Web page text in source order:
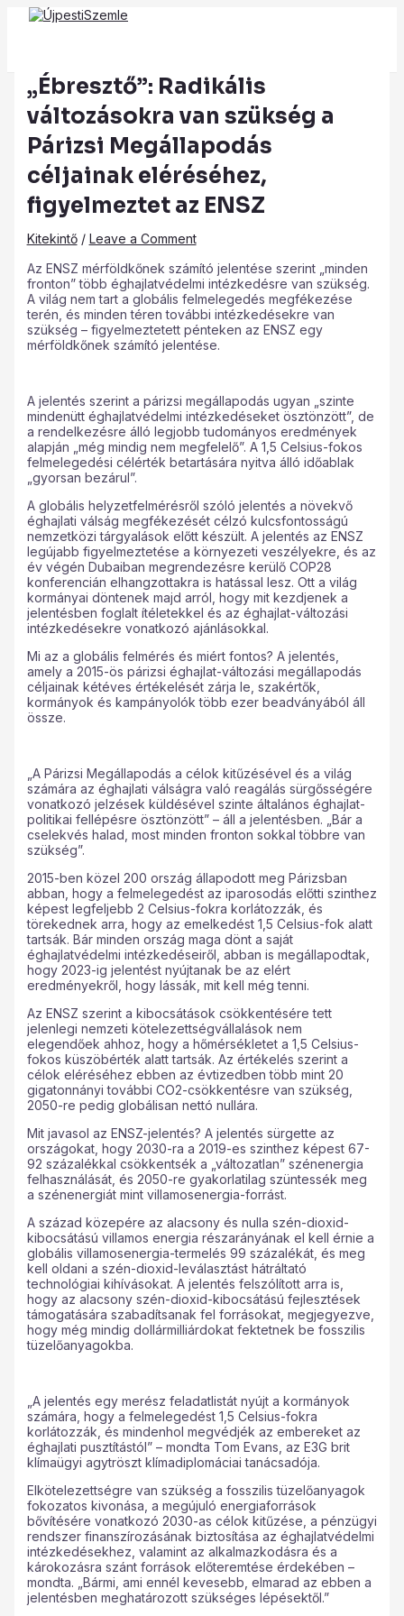
Skip
Main
Menu
„Ébresztő”: Radikális
változásokra van szükség a
Párizsi Megállapodás
céljainak eléréséhez,
figyelmeztet az ENSZ
Kitekintő/ Leave a Comment
Az ENSZ mérföldkőnek számító jelentése szerint „minden
fronton” több éghajlatvédelmi intézkedésre van szükség.
A világ nem tart a globális felmelegedés megfékezése
terén, és minden téren további intézkedésekre van
szükség – figyelmeztetett pénteken az ENSZ egy
mérföldkőnek számító jelentése.
A jelentés szerint a párizsi megállapodás ugyan „szinte
mindenütt éghajlatvédelmi intézkedéseket ösztönzött”, de
a rendelkezésre álló legjobb tudományos eredmények
alapján „még mindig nem megfelelő”. A 1,5 Celsius-fokos
felmelegedési célérték betartására nyitva álló időablak
„gyorsan bezárul”.
A globális helyzetfelmérésről szóló jelentés a növekvő
éghajlati válság megfékezését célzó kulcsfontosságú
nemzetközi tárgyalások előtt készült. A jelentés az ENSZ
legújabb figyelmeztetése a környezeti veszélyekre, és az
év végén Dubaiban megrendezésre kerülő COP28
konferencián elhangzottakra is hatással lesz. Ott a világ
kormányai döntenek majd arról, hogy mit kezdjenek a
jelentésben foglalt ítéletekkel és az éghajlat-változási
intézkedésekre vonatkozó ajánlásokkal.
Mi az a globális felmérés és miért fontos? A jelentés,
amely a 2015-ös párizsi éghajlat-változási megállapodás
céljainak kétéves értékelését zárja le, szakértők,
kormányok és kampányolók több ezer beadványából áll
össze.
„A Párizsi Megállapodás a célok kitűzésével és a világ
számára az éghajlati válságra való reagálás sürgősségére
vonatkozó jelzések küldésével szinte általános éghajlat-
politikai fellépésre ösztönzött” – áll a jelentésben. „Bár a
cselekvés halad, most minden fronton sokkal többre van
szükség”.
2015-ben közel 200 ország állapodott meg Párizsban
abban, hogy a felmelegedést az iparosodás előtti szinthez
képest legfeljebb 2 Celsius-fokra korlátozzák, és
törekednek arra, hogy az emelkedést 1,5 Celsius-fok alatt
tartsák. Bár minden ország maga dönt a saját
éghajlatvédelmi intézkedéseiről, abban is megállapodtak,
hogy 2023-ig jelentést nyújtanak be az elért
eredményekről, hogy lássák, mit kell még tenni.
Az ENSZ szerint a kibocsátások csökkentésére tett
jelenlegi nemzeti kötelezettségvállalások nem
elegendőek ahhoz, hogy a hőmérsékletet a 1,5 Celsius-
fokos küszöbérték alatt tartsák. Az értékelés szerint a
célok eléréséhez ebben az évtizedben több mint 20
gigatonnányi további CO2-csökkentésre van szükség,
2050-re pedig globálisan nettó nullára.
Mit javasol az ENSZ-jelentés? A jelentés sürgette az
országokat, hogy 2030-ra a 2019-es szinthez képest 67-
92 százalékkal csökkentsék a „változatlan” szénenergia
felhasználását, és 2050-re gyakorlatilag szüntessék meg
a szénenergiát mint villamosenergia-forrást.
A század közepére az alacsony és nulla szén-dioxid-
kibocsátású villamos energia részarányának el kell érnie a
globális villamosenergia-termelés 99 százalékát, és meg
kell oldani a szén-dioxid-leválasztást hátráltató
technológiai kihívásokat. A jelentés felszólított arra is,
hogy az alacsony szén-dioxid-kibocsátású fejlesztések
támogatására szabadítsanak fel forrásokat, megjegyezve,
hogy még mindig dollármilliárdokat fektetnek be fosszilis
tüzelőanyagokba.
„A jelentés egy merész feladatlistát nyújt a kormányok
számára, hogy a felmelegedést 1,5 Celsius-fokra
korlátozzák, és mindenhol megvédjék az embereket az
éghajlati pusztítástól” – mondta Tom Evans, az E3G brit
klímaügyi agytröszt klímadiplomáciai tanácsadója.
Elkötelezettségre van szükség a fosszilis tüzelőanyagok
fokozatos kivonása, a megújuló energiaforrások
bővítésére vonatkozó 2030-as célok kitűzése, a pénzügyi
rendszer finanszírozásának biztosítása az éghajlatvédelmi
intézkedésekhez, valamint az alkalmazkodásra és a
károkozásra szánt források előteremtése érdekében –
mondta. „Bármi, ami ennél kevesebb, elmarad az ebben a
jelentésben meghatározott szükséges lépésektől.”
Post
navigation
Type
here..
Name*
Email*
Website